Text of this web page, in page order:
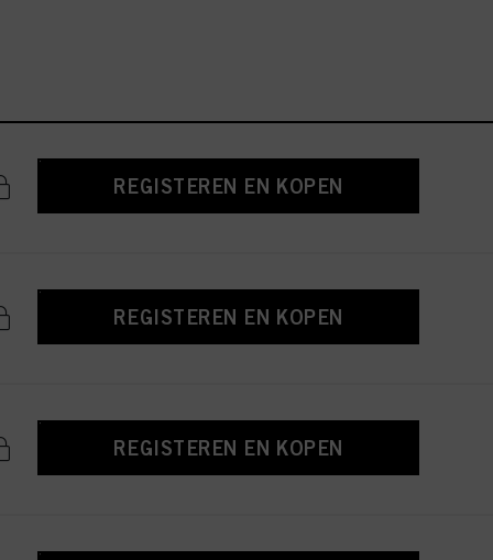
REGISTEREN EN KOPEN
REGISTEREN EN KOPEN
REGISTEREN EN KOPEN